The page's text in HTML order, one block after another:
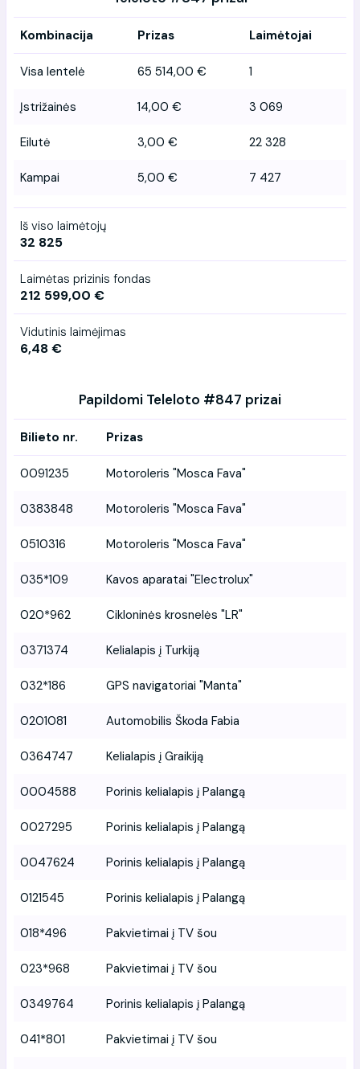
Kombinacija Prizas Laimėtojai
Visa lentelė 65 514,00 € 1
Įstrižainės 14,00 € 3 069
Eilutė 3,00 € 22 328
Kampai 5,00 € 7 427
Iš viso laimėtojų
32 825
Laimėtas prizinis fondas
212 599,00 €
Vidutinis laimėjimas
6,48 €
Papildomi Teleloto #847 prizai
Bilieto nr. Prizas
0091235 Motoroleris "Mosca Fava"
0383848 Motoroleris "Mosca Fava"
0510316 Motoroleris "Mosca Fava"
035*109 Kavos aparatai "Electrolux"
020*962 Cikloninės krosnelės "LR"
0371374 Kelialapis į Turkiją
032*186 GPS navigatoriai "Manta"
0201081 Automobilis Škoda Fabia
0364747 Kelialapis į Graikiją
0004588 Porinis kelialapis į Palangą
0027295 Porinis kelialapis į Palangą
0047624 Porinis kelialapis į Palangą
0121545 Porinis kelialapis į Palangą
018*496 Pakvietimai į TV šou
023*968 Pakvietimai į TV šou
0349764 Porinis kelialapis į Palangą
041*801 Pakvietimai į TV šou